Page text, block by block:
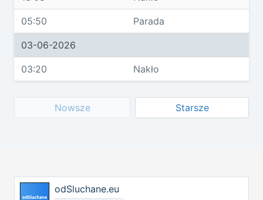
05:50 Parada
03-06-2026
03:20 Nakło
Nowsze Starsze
odSluchane.eu